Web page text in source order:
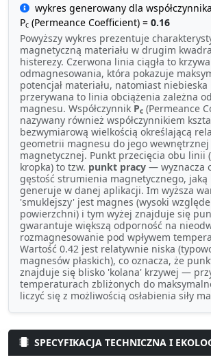
wykres generowany dla
Pc (Permeance Coefficient) = 0.16
Powyższy wykres prezentuje
magnetyczną materiału w drugim
histerezy. Czerwona linia ciągła to krzywa
odmagnesowania, która pokazuje
potencjał materiału, natomiast niebieska
przerywana to linia obciążenia zależna
magnesu. Współczynnik Pc (Permeance
nazywany również współczynnikiem
bezwymiarową wielkością określającą
geometrii magnesu do jego
magnetycznej. Punkt przecięcia obu linii
kropka) to tzw. punkt pracy — wyznacza
gęstość strumienia magnetycznego, jaką
generuje w danej aplikacji. Im wyższa
'smuklejszy' jest magnes (wysoki
powierzchni) i tym wyżej znajduje się
gwarantuje większą odporność na
rozmagnesowanie pod wpływem
Wartość 0.42 jest relatywnie niska
magnesów płaskich), co oznacza, że
znajduje się blisko 'kolana' krzywej —
temperaturach zbliżonych do
liczyć się z możliwością osłabienia siły
SPECYFIKACJA TECHNICZNA I